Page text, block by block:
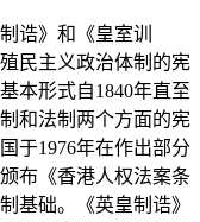
诰》和《皇室训
民主义政治体制的宪
本形式自1840年直至
和法制两个方面的宪
于1976年在作出部分
布《香港人权法案条
基础。《英皇制诰》